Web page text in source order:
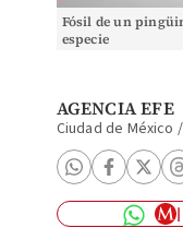
Fósil de un
especie
AGENCIA EFE
Ciudad de México